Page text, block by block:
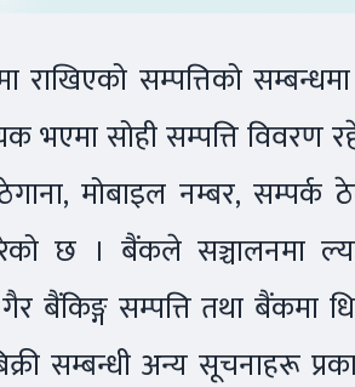
सम्पत्तिको
भएमा सोही सम्पत्ति विवरण
मोबाइल नम्बर, सम्पर्क
छ । बैंकले सञ्चालनमा
बैंकिङ्ग सम्पत्ति तथा बैंकमा
सम्बन्धी अन्य सूचनाहरू